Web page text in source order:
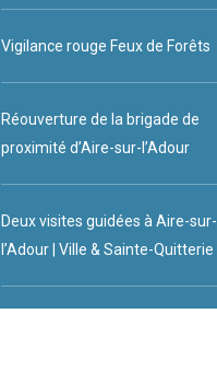
Vigilance rouge Feux de Forêts
Réouverture de la brigade de
proximité d’Aire-sur-l’Adour
Deux visites guidées à Aire-sur-
l’Adour | Ville & Sainte-Quitterie